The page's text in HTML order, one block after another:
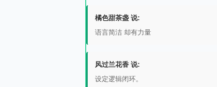
橘色甜茶盏 说:
语言简洁 却有力量
风过兰花香 说:
设定逻辑闭环。